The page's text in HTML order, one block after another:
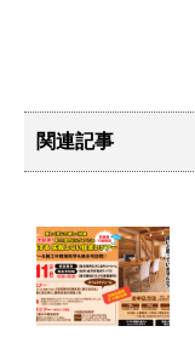
関連記事